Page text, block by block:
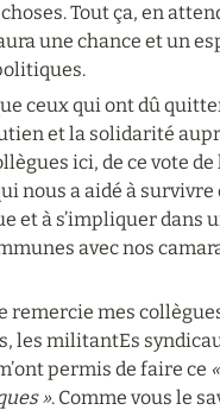
Tout ça, en
une chance et un
ceux qui ont dû
et la solidarité
ici, de ce vote
nous a aidé à survivre
et à s’impliquer dans
avec nos
remercie mes
les militantEs
permis de faire ce
». Comme vous le